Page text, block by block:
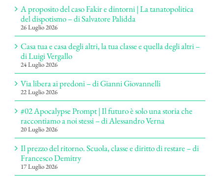
A proposito del caso Fakir e dintorni | La tanatopolitica
del dispotismo – di Salvatore Palidda
26 Luglio 2026
Casa tua e casa degli altri, la tua classe e quella degli altri –
di Luigi Vergallo
24 Luglio 2026
Via libera ai predoni – di Gianni Giovannelli
22 Luglio 2026
#02 Apocalypse Prompt | Il futuro è solo una storia che
raccontiamo a noi stessi – di Alessandro Verna
20 Luglio 2026
Il prezzo del ritorno. Scuola, classe e diritto di restare – di
Francesco Demitry
17 Luglio 2026